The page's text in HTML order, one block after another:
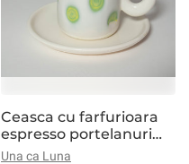
Ceasca cu farfurioara
espresso portelanuri
colorate
Una ca Luna